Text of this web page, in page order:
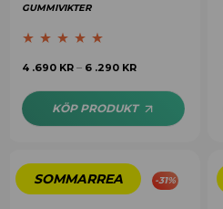
GUMMIVIKTER
Betygsatt 4.77
4 .690 KR – 6 .290 KR
KÖP PRODUKT
-31%